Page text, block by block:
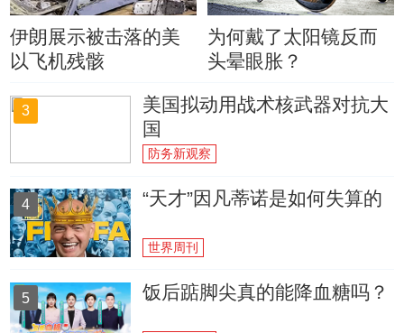
伊朗展示被击落的美
以飞机残骸
为何戴了太阳镜反而
头晕眼胀？
3
美国拟动用战术核武器对抗大
国
防务新观察
4 “天才”因凡蒂诺是如何失算的
世界周刊
5 饭后踮脚尖真的能降血糖吗？